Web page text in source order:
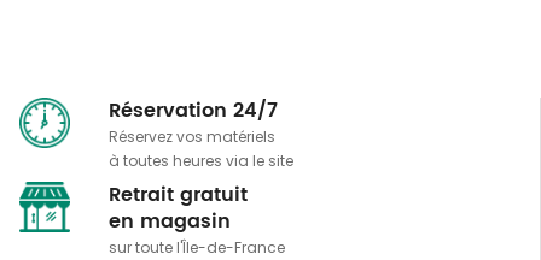
Réservation 24/7
Réservez vos matériels
à toutes heures via le site
Retrait gratuit
​​​​​​​en magasin
sur toute l'Île-de-France